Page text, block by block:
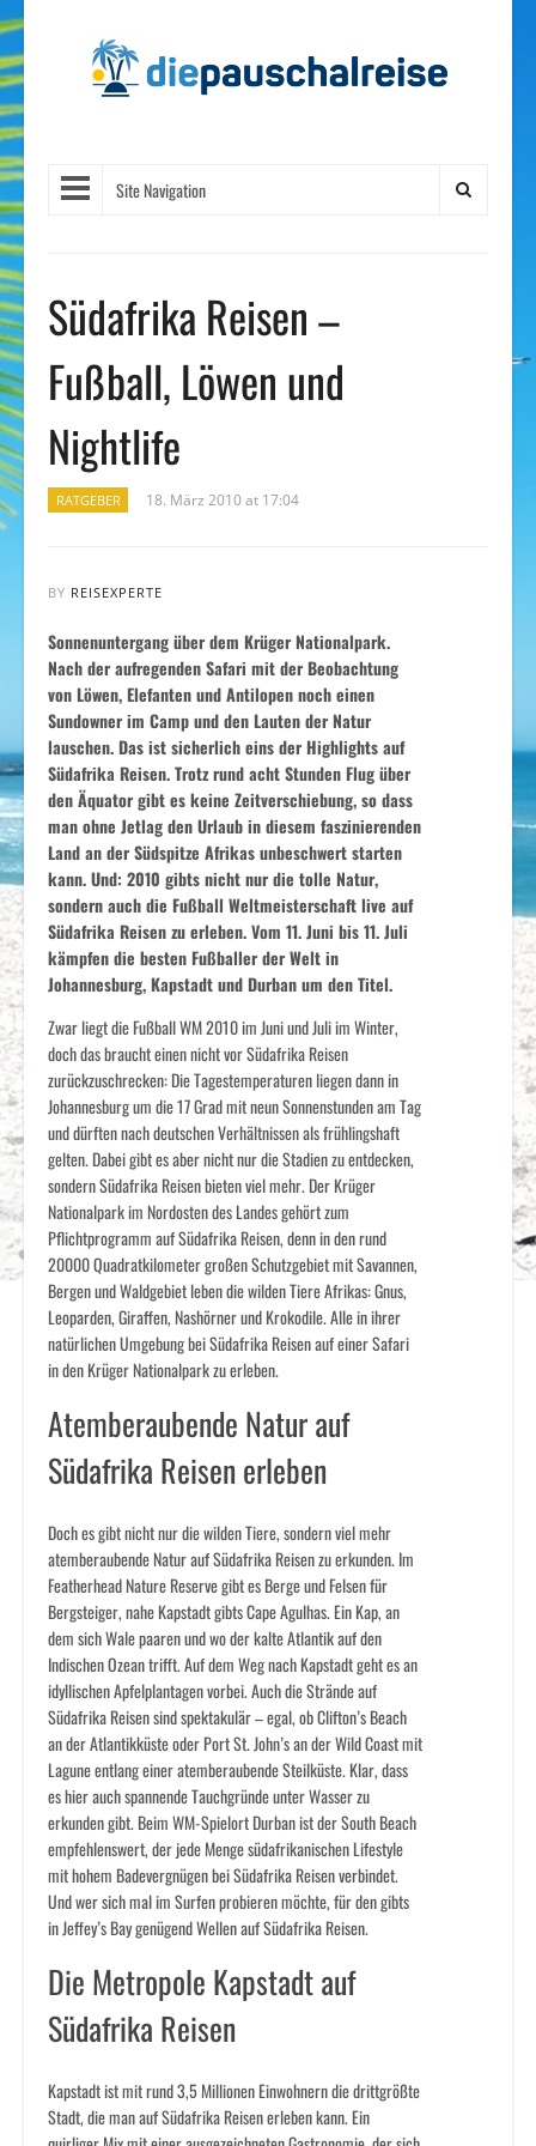
Site Navigation
Südafrika Reisen –
Fußball, Löwen und
Nightlife
RATGEBER 18. März 2010 at 17:04
BY REISEXPERTE
Sonnenuntergang über dem Krüger Nationalpark.
Nach der aufregenden Safari mit der Beobachtung
von Löwen, Elefanten und Antilopen noch einen
Sundowner im Camp und den Lauten der Natur
lauschen. Das ist sicherlich eins der Highlights auf
Südafrika Reisen. Trotz rund acht Stunden Flug über
den Äquator gibt es keine Zeitverschiebung, so dass
man ohne Jetlag den Urlaub in diesem faszinierenden
Land an der Südspitze Afrikas unbeschwert starten
kann. Und: 2010 gibts nicht nur die tolle Natur,
sondern auch die Fußball Weltmeisterschaft live auf
Südafrika Reisen zu erleben. Vom 11. Juni bis 11. Juli
kämpfen die besten Fußballer der Welt in
Johannesburg, Kapstadt und Durban um den Titel.
Zwar liegt die Fußball WM 2010 im Juni und Juli im Winter,
doch das braucht einen nicht vor Südafrika Reisen
zurückzuschrecken: Die Tagestemperaturen liegen dann in
Johannesburg um die 17 Grad mit neun Sonnenstunden am Tag
und dürften nach deutschen Verhältnissen als frühlingshaft
gelten. Dabei gibt es aber nicht nur die Stadien zu entdecken,
sondern Südafrika Reisen bieten viel mehr. Der Krüger
Nationalpark im Nordosten des Landes gehört zum
Pflichtprogramm auf Südafrika Reisen, denn in den rund
20000 Quadratkilometer großen Schutzgebiet mit Savannen,
Bergen und Waldgebiet leben die wilden Tiere Afrikas: Gnus,
Leoparden, Giraffen, Nashörner und Krokodile. Alle in ihrer
natürlichen Umgebung bei Südafrika Reisen auf einer Safari
in den Krüger Nationalpark zu erleben.
Atemberaubende Natur auf
Südafrika Reisen erleben
Doch es gibt nicht nur die wilden Tiere, sondern viel mehr
atemberaubende Natur auf Südafrika Reisen zu erkunden. Im
Featherhead Nature Reserve gibt es Berge und Felsen für
Bergsteiger, nahe Kapstadt gibts Cape Agulhas. Ein Kap, an
dem sich Wale paaren und wo der kalte Atlantik auf den
Indischen Ozean trifft. Auf dem Weg nach Kapstadt geht es an
idyllischen Apfelplantagen vorbei. Auch die Strände auf
Südafrika Reisen sind spektakulär – egal, ob Clifton’s Beach
an der Atlantikküste oder Port St. John’s an der Wild Coast mit
Lagune entlang einer atemberaubende Steilküste. Klar, dass
es hier auch spannende Tauchgründe unter Wasser zu
erkunden gibt. Beim WM-Spielort Durban ist der South Beach
empfehlenswert, der jede Menge südafrikanischen Lifestyle
mit hohem Badevergnügen bei Südafrika Reisen verbindet.
Und wer sich mal im Surfen probieren möchte, für den gibts
in Jeffey’s Bay genügend Wellen auf Südafrika Reisen.
Die Metropole Kapstadt auf
Südafrika Reisen
Kapstadt ist mit rund 3,5 Millionen Einwohnern die drittgrößte
Stadt, die man auf Südafrika Reisen erleben kann. Ein